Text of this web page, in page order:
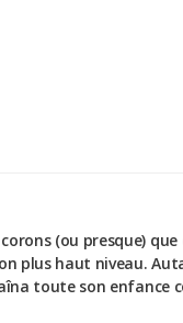
(ou presque)
plus haut niveau.
toute son enfance